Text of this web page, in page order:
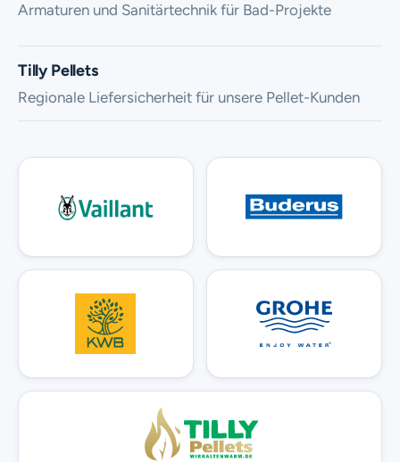
Armaturen und Sanitärtechnik für Bad-Projekte
Tilly Pellets
Regionale Liefersicherheit für unsere Pellet-Kunden